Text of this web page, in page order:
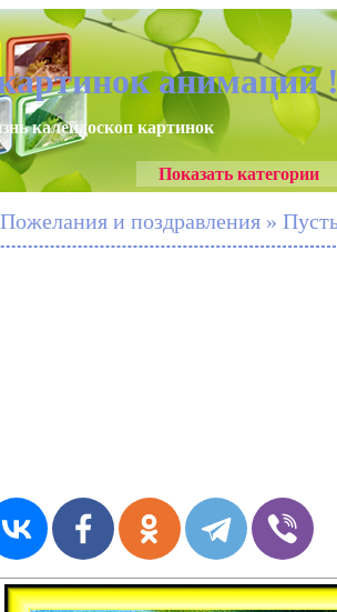
анимаций
калейдоскоп картинок
Показать категории
и поздравления »